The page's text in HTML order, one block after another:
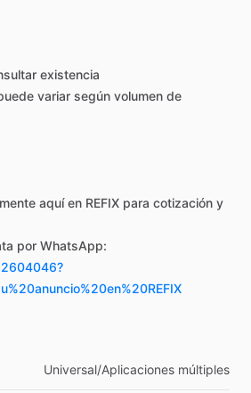
existencia
variar según volumen de
aquí en REFIX para cotización y
por WhatsApp:
Universal​/​Aplicaciones múltiples